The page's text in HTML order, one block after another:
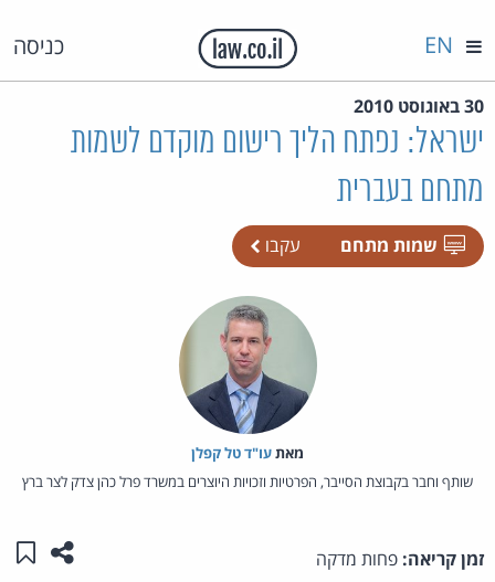
כניסה EN
30 באוגוסט 2010
ישראל: נפתח הליך רישום מוקדם לשמות
מתחם בעברית
שמות מתחם עקבו
מאת‏עו"ד טל קפלן
שותף וחבר בקבוצת הסייבר, הפרטיות וזכויות היוצרים במשרד פרל כהן צדק לצר ברץ
זמן קריאה: פחות מדקה שתפו